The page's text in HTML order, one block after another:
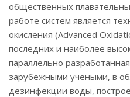
общественных
работе систем является
окисления (Advanced
последних и наиболее
параллельно
зарубежными учеными, в
дезинфекции воды,